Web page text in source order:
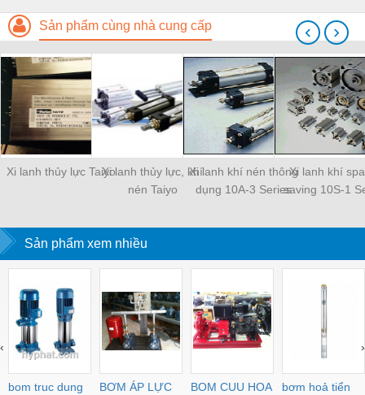
Sản phẩm cùng nhà cung cấp
Xi lanh thủy lực TaiyoXi lanh thủy lực, khí
nén Taiyo
Xi lanh khí nén thông
dụng 10A-3 Series
Xi lanh khí
saving 10S-1
‹ ›
Sản phẩm xem nhiều
bom truc dung
BƠM ÁP LỰC
BOM CUU HOA
bơm hoả tiển
‹ ›